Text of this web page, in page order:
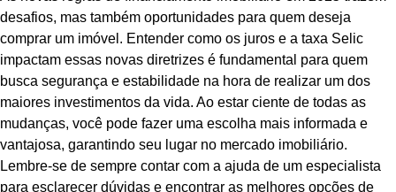
desafios, mas também oportunidades para quem deseja
comprar um imóvel. Entender como os juros e a taxa Selic
impactam essas novas diretrizes é fundamental para quem
busca segurança e estabilidade na hora de realizar um dos
maiores investimentos da vida. Ao estar ciente de todas as
mudanças, você pode fazer uma escolha mais informada e
vantajosa, garantindo seu lugar no mercado imobiliário.
Lembre-se de sempre contar com a ajuda de um especialista
para esclarecer dúvidas e encontrar as melhores opções de